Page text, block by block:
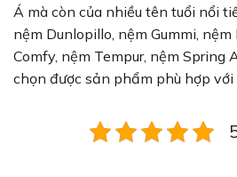
Á mà còn của nhiều tên tuổi nổi
nệm Dunlopillo, nệm Gummi, nệm
Comfy, nệm Tempur, nệm Spring
chọn được sản phẩm phù hợp với